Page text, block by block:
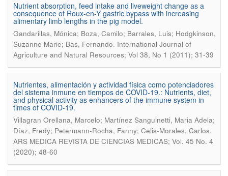
Nutrient absorption, feed intake and liveweight change as a
consequence of Roux-en-Y gastric bypass with increasing
alimentary limb lengths in the pig model.
Gandarillas, Mónica; Boza, Camilo; Barrales, Luis; Hodgkinson,
Suzanne Marie; Bas, Fernando. International Journal of
Agriculture and Natural Resources; Vol 38, No 1 (2011); 31-39
Nutrientes, alimentación y actividad física como potenciadores
del sistema inmune en tiempos de COVID-19.: Nutrients, diet,
and physical activity as enhancers of the immune system in
times of COVID-19.
Villagran Orellana, Marcelo; Martínez Sanguinetti, Maria Adela;
Díaz, Fredy; Petermann-Rocha, Fanny; Celis-Morales, Carlos.
ARS MEDICA REVISTA DE CIENCIAS MEDICAS; Vol. 45 No. 4
(2020); 48-60